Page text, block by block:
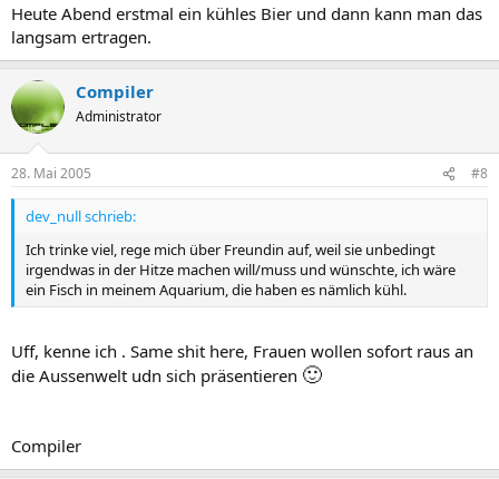
Heute Abend erstmal ein kühles Bier und dann kann man das
langsam ertragen.
Compiler
Administrator
28. Mai 2005 #8
dev_null schrieb:
Ich trinke viel, rege mich über Freundin auf, weil sie unbedingt
irgendwas in der Hitze machen will/muss und wünschte, ich wäre
ein Fisch in meinem Aquarium, die haben es nämlich kühl.
Uff, kenne ich . Same shit here, Frauen wollen sofort raus an
die Aussenwelt udn sich präsentieren 🙂
Compiler